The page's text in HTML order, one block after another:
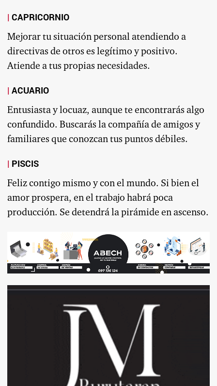
CAPRICORNIO
Mejorar tu situación personal atendiendo a
directivas de otros es legítimo y positivo.
Atiende a tus propias necesidades.
ACUARIO
Entusiasta y locuaz, aunque te encontrarás algo
confundido. Buscarás la compañía de amigos y
familiares que conozcan tus puntos débiles.
PISCIS
Feliz contigo mismo y con el mundo. Si bien el
amor prospera, en el trabajo habrá poca
producción. Se detendrá la pirámide en ascenso.